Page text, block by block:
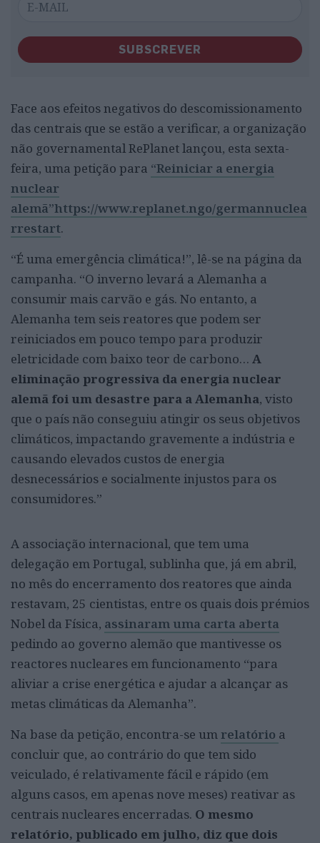
SUBSCREVER
Face aos efeitos negativos do descomissionamento
das centrais que se estão a verificar, a organização
não governamental RePlanet lançou, esta sexta-
feira, uma petição para “Reiniciar a energia
nuclear
alemã”https://www.replanet.ngo/germannuclea
rrestart.
“É uma emergência climática!”, lê-se na página da
campanha. “O inverno levará a Alemanha a
consumir mais carvão e gás. No entanto, a
Alemanha tem seis reatores que podem ser
reiniciados em pouco tempo para produzir
eletricidade com baixo teor de carbono… A
eliminação progressiva da energia nuclear
alemã foi um desastre para a Alemanha, visto
que o país não conseguiu atingir os seus objetivos
climáticos, impactando gravemente a indústria e
causando elevados custos de energia
desnecessários e socialmente injustos para os
consumidores.”
A associação internacional, que tem uma
delegação em Portugal, sublinha que, já em abril,
no mês do encerramento dos reatores que ainda
restavam, 25 cientistas, entre os quais dois prémios
Nobel da Física, assinaram uma carta aberta
pedindo ao governo alemão que mantivesse os
reactores nucleares em funcionamento “para
aliviar a crise energética e ajudar a alcançar as
metas climáticas da Alemanha”.
​Na base da petição, encontra-se um relatório a
concluir que, ao contrário do que tem sido
veiculado, é relativamente fácil e rápido (em
alguns casos, em apenas nove meses) reativar as
centrais nucleares encerradas. O mesmo
relatório, publicado em julho, diz que dois